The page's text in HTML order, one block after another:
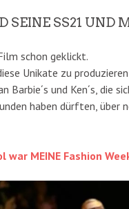
SEINE SS21 UND
schon geklickt.
Unikate zu
Barbie´s und Ken´s, die
haben dürften, über
war MEINE Fashion